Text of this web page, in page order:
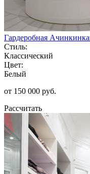
Гардеробная
Стиль:
Классический
Цвет:
Белый
от 150 000 руб.
Рассчитать